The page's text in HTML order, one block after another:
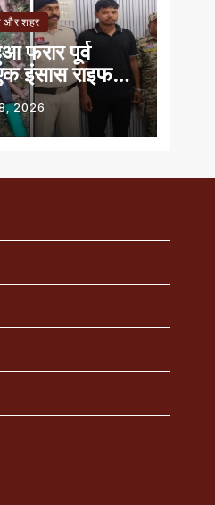
और शहर
फरार पूर्व
इंसास राइफल,
तलवार जब्त
2026